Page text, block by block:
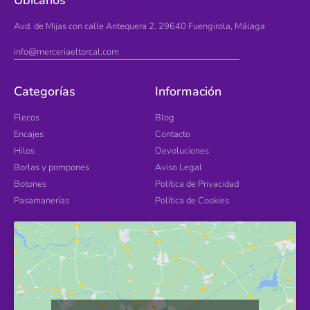
Avd. de Mijas con calle Antequera 2. 29640 Fuengirola, Málaga
info@merceriaeltorcal.com
Categorías
Flecos
Encajes
Hilos
Borlas y pompones
Botones
Pasamanerías
Información
Blog
Contacto
Devoluciones
Aviso Legal
Política de Privacidad
Política de Cookies